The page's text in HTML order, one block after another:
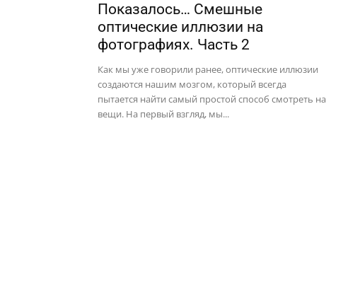
Показалось… Смешные
оптические иллюзии на
фотографиях. Часть 2
Как мы уже говорили ранее, оптические иллюзии
создаются нашим мозгом, который всегда
пытается найти самый простой способ смотреть на
вещи. На первый взгляд, мы...